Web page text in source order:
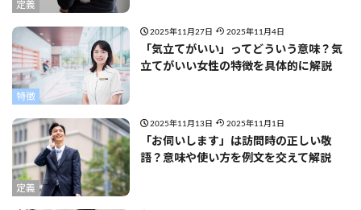
定義
特徴
2025年11月27日 2025年11月4日
「気立てがいい」ってどういう意味？気
立てがいい女性の特徴を具体的に解説
定義
2025年11月13日 2025年11月1日
「お伺いします」は訪問時の正しい敬
語？意味や使い方を例文を交えて解説